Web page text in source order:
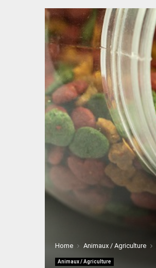
Home Animaux / Agriculture
Animaux / Agriculture